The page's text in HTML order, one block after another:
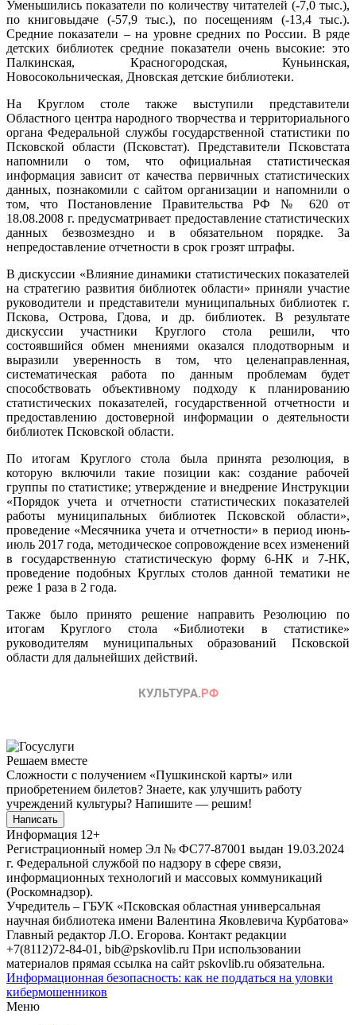
Уменьшились показатели по количеству читателей (-7,0 тыс.),
по книговыдаче (-57,9 тыс.), по посещениям (-13,4 тыс.).
Средние показатели – на уровне средних по России. В ряде
детских библиотек средние показатели очень высокие: это
Палкинская, Красногородская, Куньинская,
Новосокольническая, Дновская детские библиотеки.
На Круглом столе также выступили представители
Областного центра народного творчества и территориального
органа Федеральной службы государственной статистики по
Псковской области (Псковстат). Представители Псковстата
напомнили о том, что официальная статистическая
информация зависит от качества первичных статистических
данных, познакомили с сайтом организации и напомнили о
том, что Постановление Правительства РФ № 620 от
18.08.2008 г. предусматривает предоставление статистических
данных безвозмездно и в обязательном порядке. За
непредоставление отчетности в срок грозят штрафы.
В дискуссии «Влияние динамики статистических показателей
на стратегию развития библиотек области» приняли участие
руководители и представители муниципальных библиотек г.
Пскова, Острова, Гдова, и др. библиотек. В результате
дискуссии участники Круглого стола решили, что
состоявшийся обмен мнениями оказался плодотворным и
выразили уверенность в том, что целенаправленная,
систематическая работа по данным проблемам будет
способствовать объективному подходу к планированию
статистических показателей, государственной отчетности и
предоставлению достоверной информации о деятельности
библиотек Псковской области.
По итогам Круглого стола была принята резолюция, в
которую включили такие позиции как: создание рабочей
группы по статистике; утверждение и внедрение Инструкции
«Порядок учета и отчетности статистических показателей
работы муниципальных библиотек Псковской области»,
проведение «Месячника учета и отчетности» в период июнь-
июль 2017 года, методическое сопровождение всех изменений
в государственную статистическую форму 6-НК и 7-НК,
проведение подобных Круглых столов данной тематики не
реже 1 раза в 2 года.
Также было принято решение направить Резолюцию по
итогам Круглого стола «Библиотеки в статистике»
руководителям муниципальных образований Псковской
области для дальнейших действий.
Решаем вместе
Сложности с получением «Пушкинской карты» или
приобретением билетов? Знаете, как улучшить работу
учреждений культуры? Напишите — решим!
Написать
Информация 12+
Регистрационный номер Эл № ФС77-87001 выдан 19.03.2024
г. Федеральной службой по надзору в сфере связи,
информационных технологий и массовых коммуникаций
(Роскомнадзор).
Учредитель – ГБУК «Псковская областная универсальная
научная библиотека имени Валентина Яковлевича Курбатова»
Главный редактор Л.О. Егорова. Контакт редакции
+7(8112)72-84-01, bib@pskovlib.ru При использовании
материалов прямая ссылка на сайт pskovlib.ru обязательна.
Информационная безопасность: как не поддаться на уловки
кибермошенников
Меню